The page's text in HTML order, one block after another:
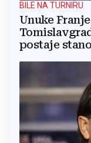
BILE NA TURNIRU
Unuke
postaje